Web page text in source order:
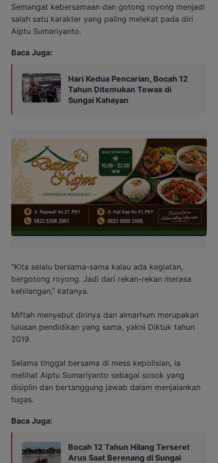
Semangat kebersamaan dan gotong royong menjadi
salah satu karakter yang paling melekat pada diri
Aiptu Sumariyanto.
Baca Juga:
Hari Kedua Pencarian, Bocah 12
Tahun Ditemukan Tewas di
Sungai Kahayan
“Kita selalu bersama-sama kalau ada kegiatan,
bergotong royong. Jadi dari rekan-rekan merasa
kehilangan,” katanya.
Miftah menyebut dirinya dan almarhum merupakan
lulusan pendidikan yang sama, yakni Diktuk tahun
2019.
Selama tinggal bersama di mess kepolisian, ia
melihat Aiptu Sumariyanto sebagai sosok yang
disiplin dan bertanggung jawab dalam menjalankan
tugas.
Baca Juga:
Bocah 12 Tahun Hilang Terseret
Arus Saat Berenang di Sungai